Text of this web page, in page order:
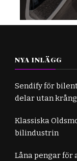
NYA INLÄGG
Sendify för
delar utan
Klassiska
bilindustrin
Låna pengar för